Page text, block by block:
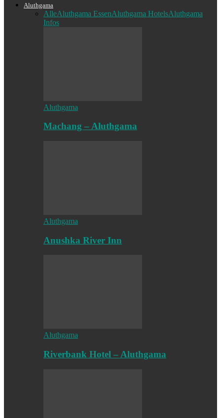
Aluthgama
AlleAluthgama EssenAluthgama HotelsAluthgama
Infos
Aluthgama
Machang – Aluthgama
Aluthgama
Anushka River Inn
Aluthgama
Riverbank Hotel – Aluthgama